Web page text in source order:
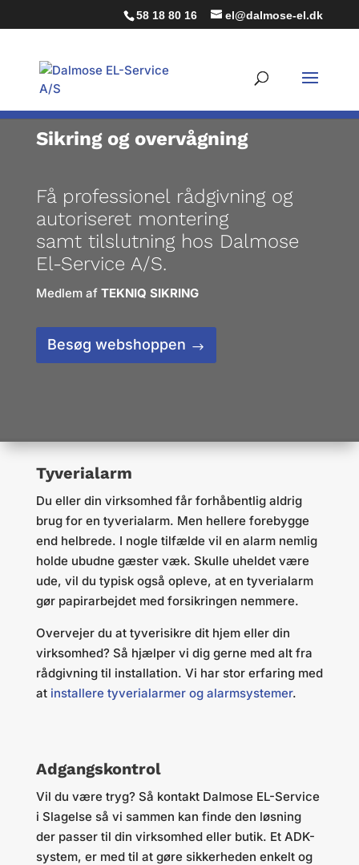
58 18 80 16 el@dalmose-el.dk
Sikring og overvågning
Få professionel rådgivning og
autoriseret montering
samt tilslutning hos Dalmose
El-Service A/S.
Medlem af TEKNIQ SIKRING
Besøg webshoppen
Tyverialarm
​Du eller din virksomhed får forhåbentlig aldrig
brug for en tyverialarm. Men hellere forebygge
end helbrede. I nogle tilfælde vil en alarm nemlig
holde ubudne gæster væk. Skulle uheldet være
ude, vil du typisk også opleve, at en tyverialarm
gør papirarbejdet med forsikringen nemmere.
Overvejer du at tyverisikre dit hjem eller din
virksomhed? Så hjælper vi dig gerne med alt fra
rådgivning til installation. Vi har stor erfaring med
at installere tyverialarmer og alarmsystemer.
Adgangskontrol
Vil du være tryg? Så kontakt Dalmose EL-Service
i Slagelse så vi sammen kan finde den løsning
der passer til din virksomhed eller butik. Et ADK-
system, er med til at gøre sikkerheden enkelt og